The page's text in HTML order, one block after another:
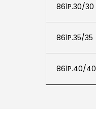
861P.30/30
861P.35/35
861P.40/40
861P.30/30
861P.35/35
861P.40/40